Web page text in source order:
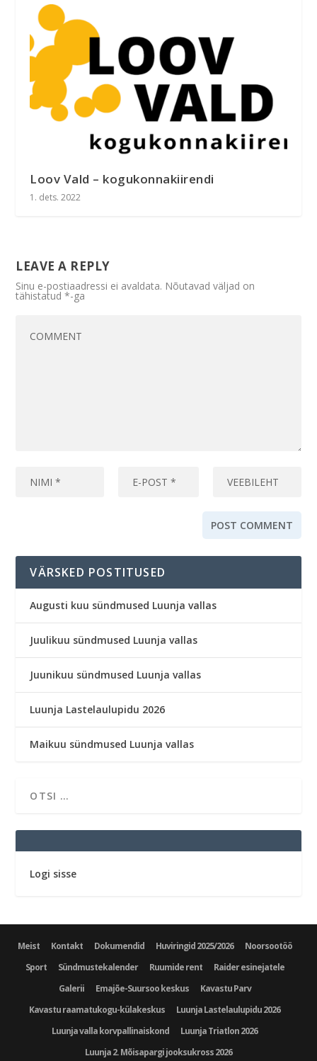
Loov Vald – kogukonnakiirendi
1. dets. 2022
LEAVE A REPLY
Sinu e-postiaadressi ei avaldata. Nõutavad väljad on
tähistatud*-ga
VÄRSKED POSTITUSED
Augusti kuu sündmused Luunja vallas
Juulikuu sündmused Luunja vallas
Juunikuu sündmused Luunja vallas
Luunja Lastelaulupidu 2026
Maikuu sündmused Luunja vallas
Logi sisse
Meist Kontakt Dokumendid Huviringid 2025/2026
Noorsootöö
Sport
Sündmustekalender Ruumide rent
Raider esinejatele
Galerii
Emajõe-Suursoo keskus
Kavastu Parv
Kavastu raamatukogu-külakeskus
Luunja Lastelaulupidu 2026
Luunja valla korvpallinaiskond
Luunja Triatlon 2026
Luunja 2. Mõisapargi jooksukross 2026